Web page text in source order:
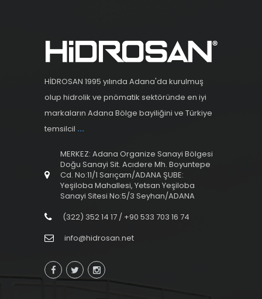
HİDROSAN 1995 yılında Adana'da kurulmuş
olup hidrolik ve pnömatik sektöründe en iyi
markaların Adana Bölge bayiliğini ve Türkiye
temsilcil ...
MERKEZ: Adana Organize Sanayi Bölgesi
Doğu Sanayi Sit. Acıdere Mh. Boyuntepe
Cd. No:11/1 Sarıçam/ADANA ŞUBE:
Yeşiloba Mahallesi, Yetsan Yeşiloba
Sanayi Sitesi No:5/3 Seyhan/ADANA
(322) 352 14 17 / +90 533 703 16 74
info@hidrosan.net